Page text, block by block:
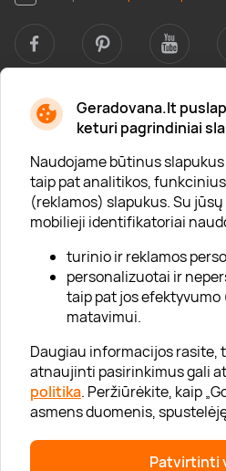
Geradovana.lt
keturi pagrindiniai
Naudojame būtinus
taip pat analitikos,
(reklamos) slapukus. Su
mobilieji identifikatoriai
turinio ir reklamos
personalizuotai ir
taip pat jos efektyvumo
matavimui.
Daugiau informacijos rasite,
atnaujinti pasirinkimus gali
politika. Peržiūrėkite, kaip
asmens duomenis,
Patvirtinti
Apie mus
Apie „Gera Dovana“
Lojalumo klubas
Karjera
Visi partneriai
Kontaktai
Tinklaraštis
Informacija